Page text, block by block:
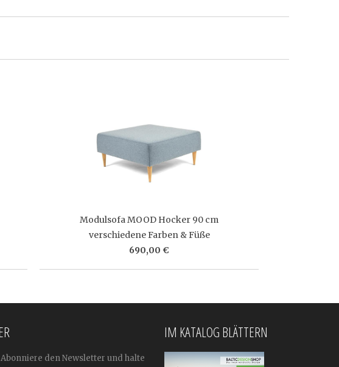
Modulsofa MOOD Hocker 90 cm
verschiedene Farben & Füße
690,00 €
den Newsletter und halte
IM KATALOG BLÄTTERN